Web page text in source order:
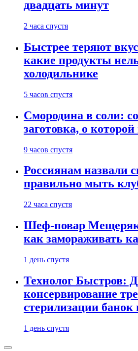
двадцать минут
2 часа спустя
Быстрее теряют
какие продукты
холодильнике
5 часов спустя
Смородина в соли:
заготовка, о
9 часов спустя
Россиянам назвали
правильно мыть
22 часа спустя
Шеф-повар
как замораживать
1 день спустя
Технолог Быстров:
консервирование
стерилизации банок
1 день спустя